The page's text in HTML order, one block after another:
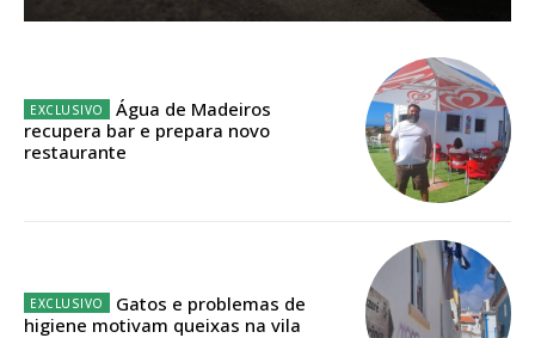
Escolha o plano de assinatura desejado:
32€
Água de Madeiros
recupera bar e prepara novo
restaurante
Gatos e problemas de
higiene motivam queixas na vila